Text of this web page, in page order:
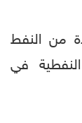
من النفط
في